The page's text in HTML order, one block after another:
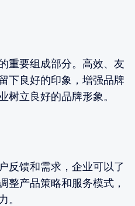
重要组成部分。高效、友
下良好的印象，增强品牌
树立良好的品牌形象。
反馈和需求，企业可以了
整产品策略和服务模式，
。